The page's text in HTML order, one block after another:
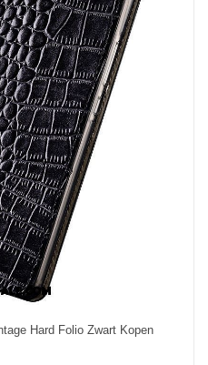
Hard Folio Zwart Kopen